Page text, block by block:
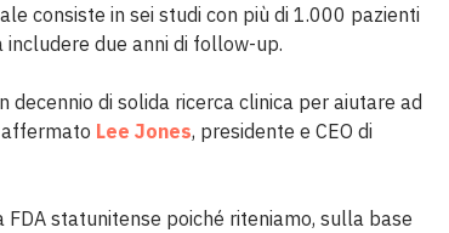
consiste in sei studi con più di 1.000 pazienti
due anni di follow-up.
di solida ricerca clinica per aiutare ad
Lee Jones, presidente e CEO di
FDA statunitense poiché riteniamo, sulla base